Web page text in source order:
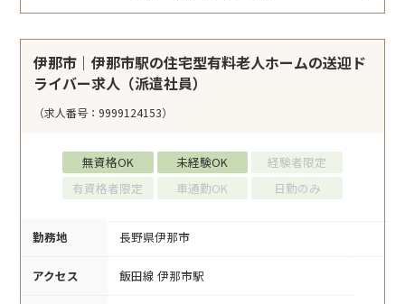
伊那市｜伊那市駅の住宅型有料老人ホームの送迎ド
ライバー求人（派遣社員）
（求人番号：9999124153）
無資格OK 未経験OK
経験者限定
有資格者限定
車通勤OK 日勤のみ
勤務地 長野県伊那市
アクセス 飯田線 伊那市駅